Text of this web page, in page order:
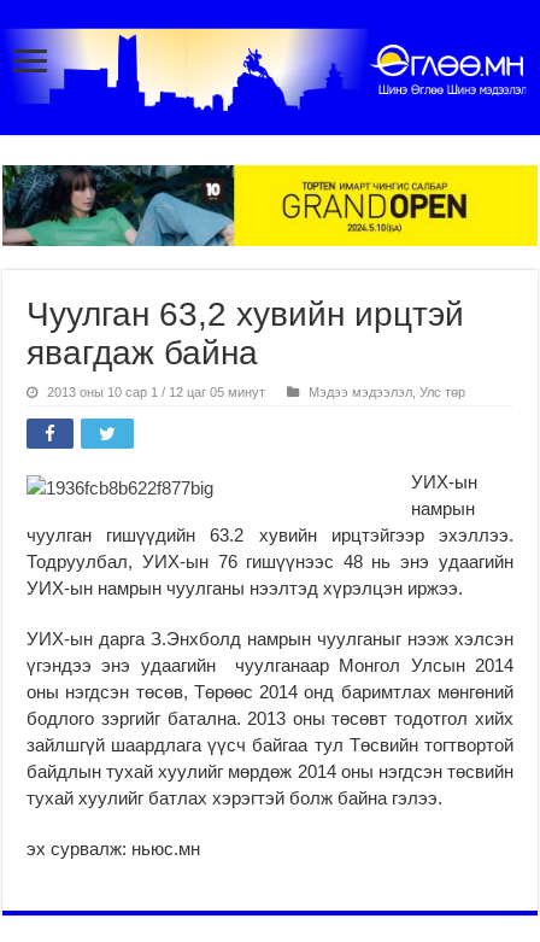
Чуулган 63,2 хувийн ирцтэй
явагдаж байна
2013 оны 10 сар 1 / 12 цаг 05 минут Мэдээ мэдээлэл ,Улс төр
УИХ-ын
намрын
чуулган гишүүдийн 63.2 хувийн ирцтэйгээр эхэллээ.
Тодруулбал, УИХ-ын 76 гишүүнээс 48 нь энэ удаагийн
УИХ-ын намрын чуулганы нээлтэд хүрэлцэн иржээ.
УИХ-ын дарга З.Энхболд намрын чуулганыг нээж хэлсэн
үгэндээ энэ удаагийн чуулганаар Монгол Улсын 2014
оны нэгдсэн төсөв, Төрөөс 2014 онд баримтлах мөнгөний
бодлого зэргийг батална. 2013 оны төсөвт тодотгол хийх
зайлшгүй шаардлага үүсч байгаа тул Төсвийн тогтвортой
байдлын тухай хуулийг мөрдөж 2014 оны нэгдсэн төсвийн
тухай хуулийг батлах хэрэгтэй болж байна гэлээ.
эх сурвалж: ньюс.мн